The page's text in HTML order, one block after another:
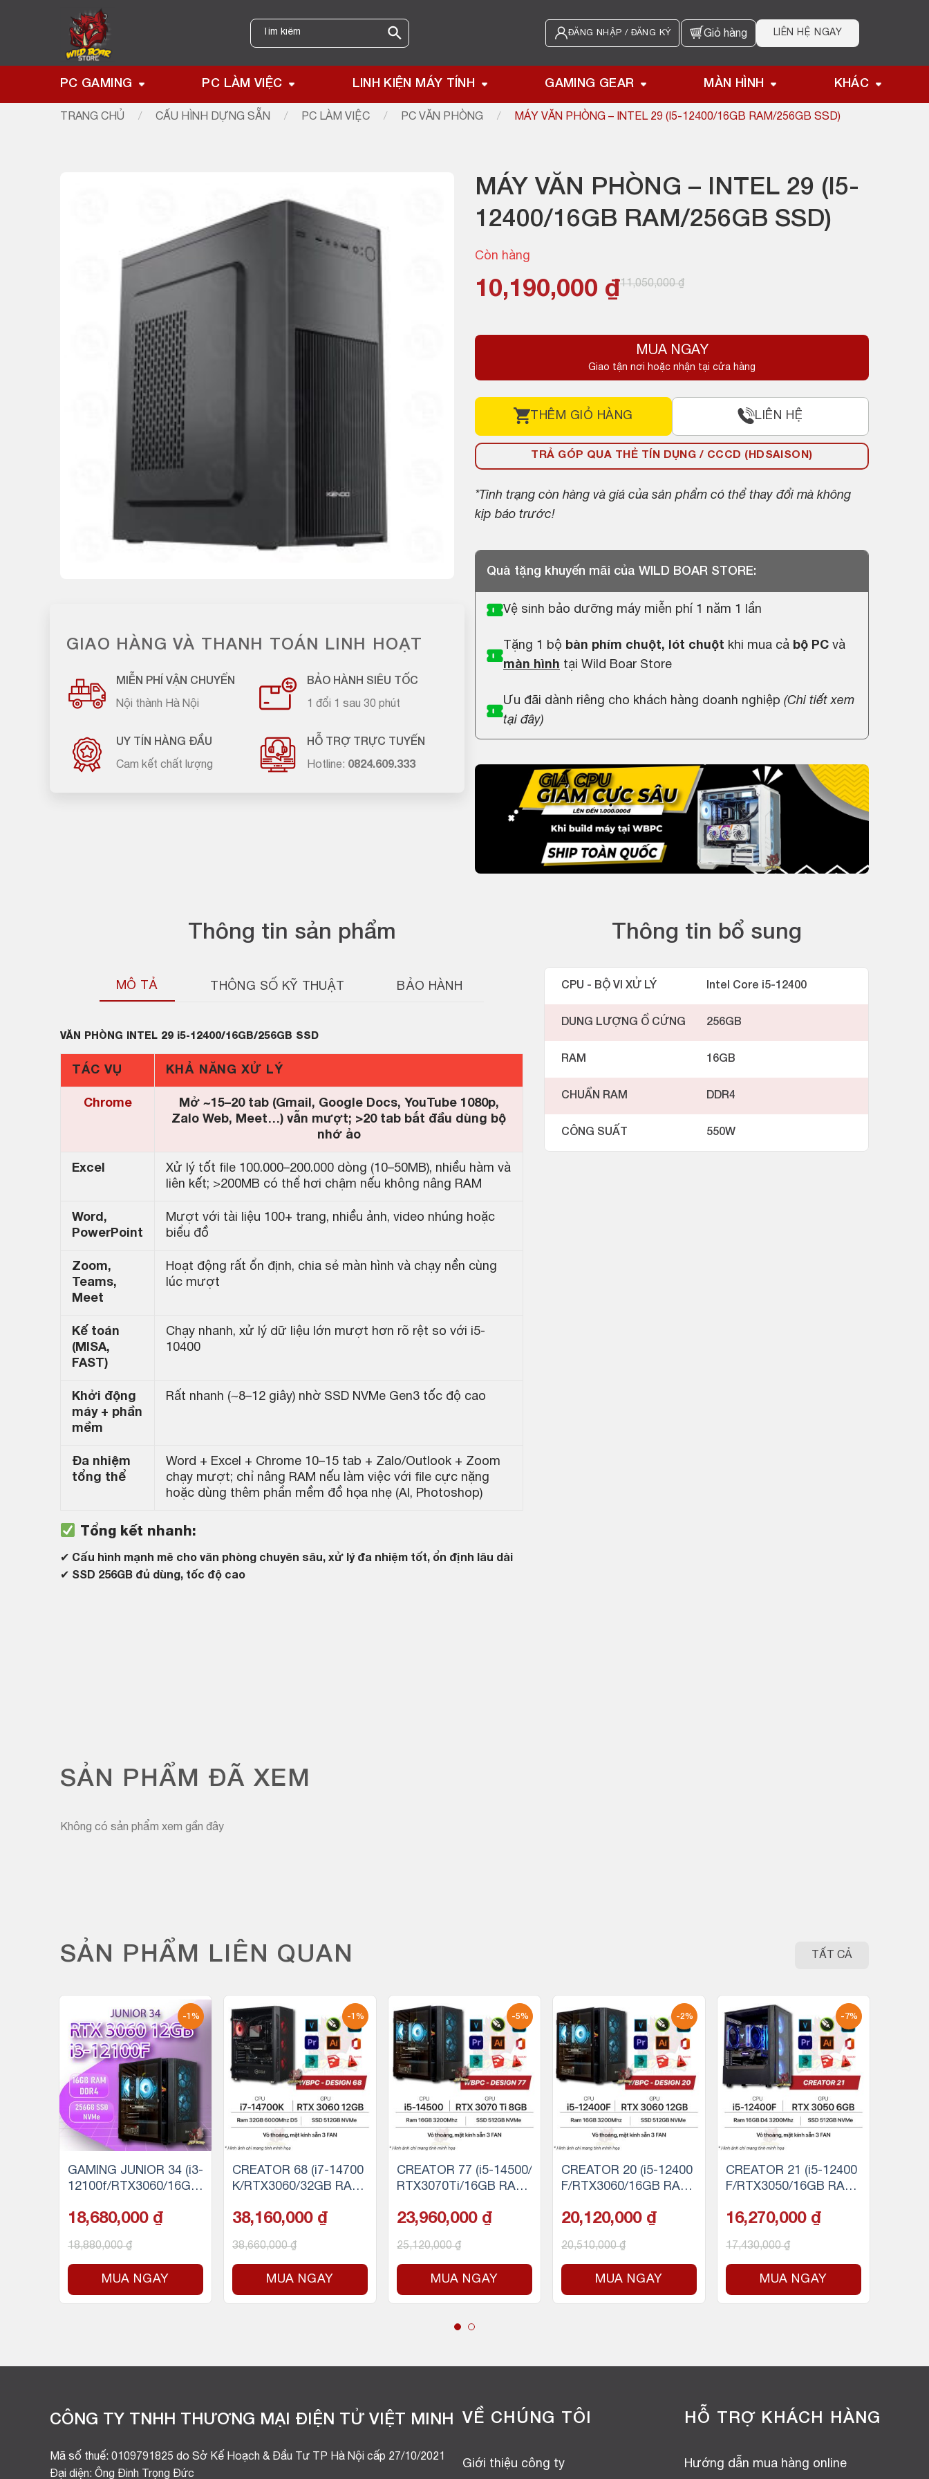
Tìm
kiếm:
ĐĂNG NHẬP / ĐĂNG KÝ Giỏ hàng LIÊN HỆ NGAY
PC GAMING PC LÀM VIỆC LINH KIỆN MÁY TÍNH GAMING GEAR MÀN HÌNH KHÁC
TRANG CHỦ / CẤU HÌNH DỰNG SẴN / PC LÀM VIỆC / PC VĂN PHÒNG / MÁY VĂN PHÒNG – INTEL 29 (I5-12400/16GB RAM/256GB SSD)
GIAO HÀNG VÀ THANH TOÁN LINH HOẠT
MIỄN PHÍ VẬN CHUYỂN
Nội thành Hà Nội
BẢO HÀNH SIÊU TỐC
1 đổi 1 sau 30 phút
UY TÍN HÀNG ĐẦU
Cam kết chất lượng
HỖ TRỢ TRỰC TUYẾN
Hotline: 0824.609.333
MÁY VĂN PHÒNG – INTEL 29 (I5-
12400/16GB RAM/256GB SSD)
Còn hàng
11,050,000₫
Giá
là:
11,050,000 ₫.
10,190,000 ₫
Giá
tại
10,190,000 ₫.
MUA NGAY
Giao tận nơi hoặc nhận tại cửa hàng
THÊM GIỎ HÀNG LIÊN HỆ
TRẢ GÓP QUA THẺ TÍN DỤNG / CCCD (HDSAISON)
*Tình trạng còn hàng và giá của sản phẩm có thể thay đổi mà không
kịp báo trước!
Quà tặng khuyến mãi của WILD BOAR STORE:
Vệ sinh bảo dưỡng máy miễn phí 1 năm 1 lần
Tặng 1 bộ bàn phím chuột, lót chuột khi mua cả bộ PC và
màn hình tại Wild Boar Store
Ưu đãi dành riêng cho khách hàng doanh nghiệp (Chi tiết xem
tại đây)
Thông tin sản phẩm
MÔ TẢ THÔNG SỐ KỸ THUẬT BẢO HÀNH
VĂN PHÒNG INTEL 29 i5-12400/16GB/256GB SSD
TÁC VỤ KHẢ NĂNG XỬ LÝ
Chrome
Mở ~15–20 tab (Gmail, Google Docs, YouTube 1080p,
Zalo Web, Meet…) vẫn mượt; >20 tab bắt đầu dùng bộ
nhớ ảo
Excel
Xử lý tốt file 100.000–200.000 dòng (10–50MB), nhiều hàm và
liên kết; >200MB có thể hơi chậm nếu không nâng RAM
Word,
PowerPoint
Mượt với tài liệu 100+ trang, nhiều ảnh, video nhúng hoặc
biểu đồ
Zoom,
Teams,
Meet
Hoạt động rất ổn định, chia sẻ màn hình và chạy nền cùng
lúc mượt
Kế toán
(MISA,
FAST)
Chạy nhanh, xử lý dữ liệu lớn mượt hơn rõ rệt so với i5-
10400
Khởi động
máy + phần
mềm
Rất nhanh (~8–12 giây) nhờ SSD NVMe Gen3 tốc độ cao
Đa nhiệm
tổng thể
Word + Excel + Chrome 10–15 tab + Zalo/Outlook + Zoom
chạy mượt; chỉ nâng RAM nếu làm việc với file cực nặng
hoặc dùng thêm phần mềm đồ họa nhẹ (AI, Photoshop)
Tổng kết nhanh:
✔ Cấu hình mạnh mẽ cho văn phòng chuyên sâu, xử lý đa nhiệm tốt, ổn định lâu dài
✔ SSD 256GB đủ dùng, tốc độ cao
Thông tin bổ sung
CPU - BỘ VI XỬ LÝ Intel Core i5-12400
DUNG LƯỢNG Ổ CỨNG 256GB
RAM 16GB
CHUẨN RAM DDR4
CÔNG SUẤT 550W
SẢN PHẨM ĐÃ XEM
Không có sản phẩm xem gần đây
SẢN PHẨM LIÊN QUAN TẤT CẢ
-1%
GAMING JUNIOR 34 (i3-
12100f/RTX3060/16GB
18,680,000 ₫
18,880,000₫
MUA NGAY
-1%
CREATOR 68 (i7-14700
K/RTX3060/32GB RAM
e)
38,160,000 ₫
38,660,000₫
MUA NGAY
-5%
CREATOR 77 (i5-14500/
RTX3070Ti/16GB RAM/
23,960,000 ₫
25,120,000₫
MUA NGAY
-2%
CREATOR 20 (i5-12400
F/RTX3060/16GB RAM/
20,120,000 ₫
20,510,000₫
MUA NGAY
-7%
CREATOR 21 (i5-12400
F/RTX3050/16GB RAM/
16,270,000 ₫
17,430,000₫
MUA NGAY
CÔNG TY TNHH THƯƠNG MẠI ĐIỆN TỬ VIỆT MINH
Mã số thuế: 0109791825 do Sở Kế Hoạch & Đầu Tư TP Hà Nội cấp 27/10/2021
Đại diện: Ông Đinh Trọng Đức
VỀ CHÚNG TÔI
Giới thiệu công ty
HỖ TRỢ KHÁCH HÀNG
Hướng dẫn mua hàng online